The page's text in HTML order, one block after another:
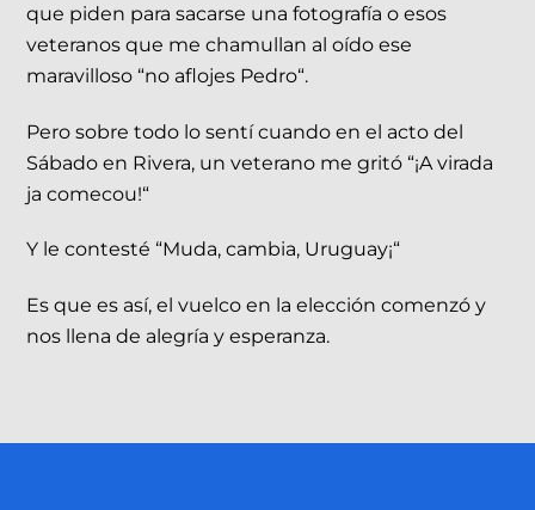
que piden para sacarse una fotografía o esos
veteranos que me chamullan al oído ese
maravilloso “no aflojes Pedro“.
Pero sobre todo lo sentí cuando en el acto del
Sábado en Rivera, un veterano me gritó “¡A virada
ja comecou!“
Y le contesté “Muda, cambia, Uruguay¡“
Es que es así, el vuelco en la elección comenzó y
nos llena de alegría y esperanza.